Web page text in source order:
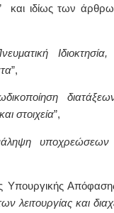
και ιδίως των
”,
στοιχεία”,
Υπουργικής
λειτουργίας και